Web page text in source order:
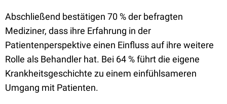
Abschließend bestätigen 70 % der befragten
Mediziner, dass ihre Erfahrung in der
Patientenperspektive einen Einfluss auf ihre weitere
Rolle als Behandler hat. Bei 64 % führt die eigene
Krankheitsgeschichte zu einem einfühlsameren
Umgang mit Patienten.